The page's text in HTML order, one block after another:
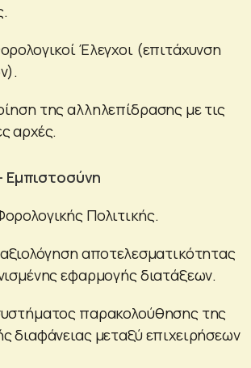
Έλεγχοι (επιτάχυνση
της αλληλεπίδρασης με τις
αρχές.
Εμπιστοσύνη
Πολιτικής.
αξιολόγηση αποτελεσματικότητας
εφαρμογής διατάξεων.
παρακολούθησης της
διαφάνειας μεταξύ επιχειρήσεων